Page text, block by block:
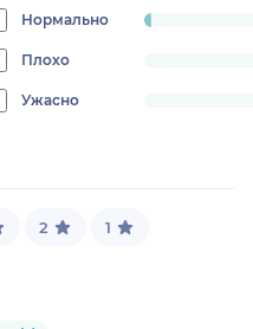
Нормально
Плохо
Ужасно
2 1